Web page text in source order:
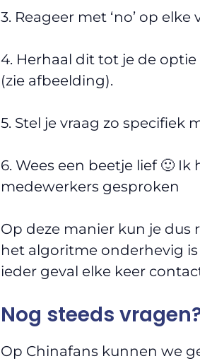
3. Reageer met ‘no’ op elke
4. Herhaal dit tot je de optie
(zie afbeelding).
5. Stel je vraag zo specifiek
6. Wees een beetje lief 🙂
medewerkers gesproken
Op deze manier kun je dus
het algoritme onderhevig
ieder geval elke keer
Nog steeds
Op Chinafans kunnen we